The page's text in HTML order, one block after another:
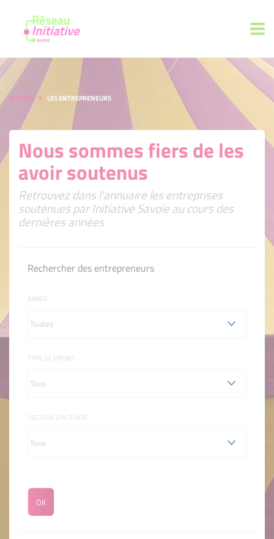
ACCUEIL LES ENTREPRENEURS
Nous sommes fiers de les
avoir soutenus
Retrouvez dans l'annuaire les entreprises
soutenues par Initiative Savoie au cours des
dernières années
Rechercher des entrepreneurs
ANNÉE
TYPE DE PROJET
SECTEUR D'ACTIVITÉ